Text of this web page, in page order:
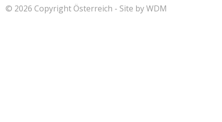
© 2026 CopyrightÖsterreich - Site byWDM